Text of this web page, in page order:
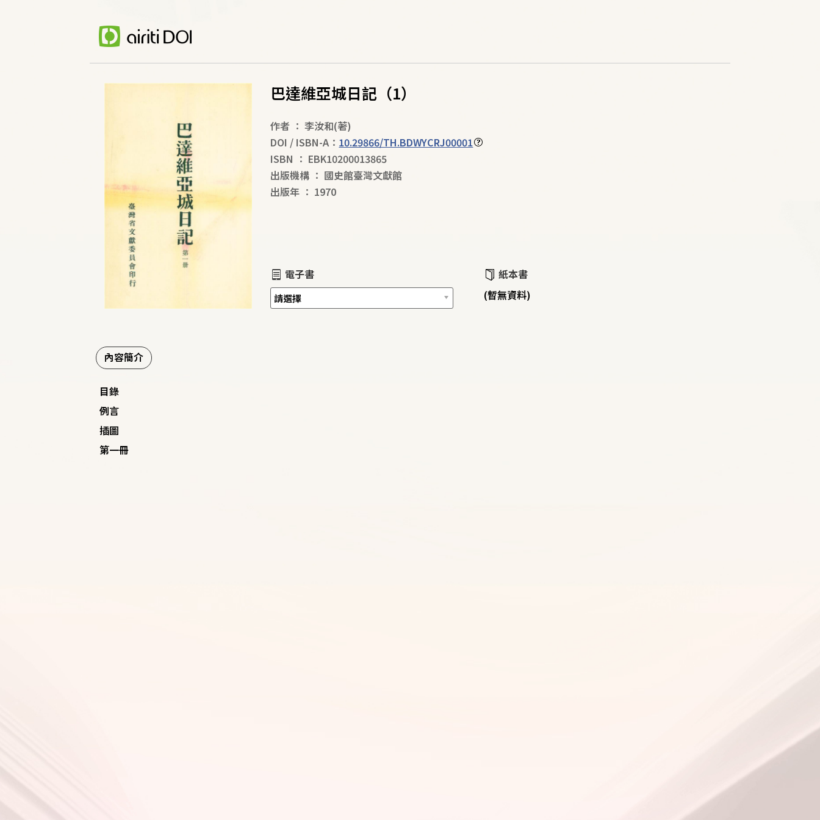
巴達維亞城日記（1）
作者 ： 李汝和(著)
DOI / ISBN-A： 10.29866/TH.BDWYCRJ00001
ISBN ： EBK10200013865
出版機構 ： 國史館臺灣文獻館
出版年 ： 1970
電子書
紙本書
(暫無資料)
內容簡介
目錄
例言
插圖
第一冊